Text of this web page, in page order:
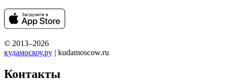
© 2013–2026
кудамоскоу.ру | kudamoscow.ru
Контакты